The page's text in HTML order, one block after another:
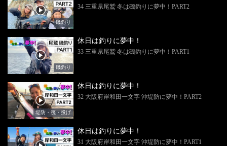
磯釣り
34 三重県尾鷲 冬は磯釣りに夢中！PART2
磯釣り
休日は釣りに夢中！
33 三重県尾鷲 冬は磯釣りに夢中！PART1
堤防・筏・投げ
休日は釣りに夢中！
32 大阪府岸和田一文字 沖堤防に夢中！PART2
休日は釣りに夢中！
31 大阪府岸和田一文字 沖堤防に夢中！PART1